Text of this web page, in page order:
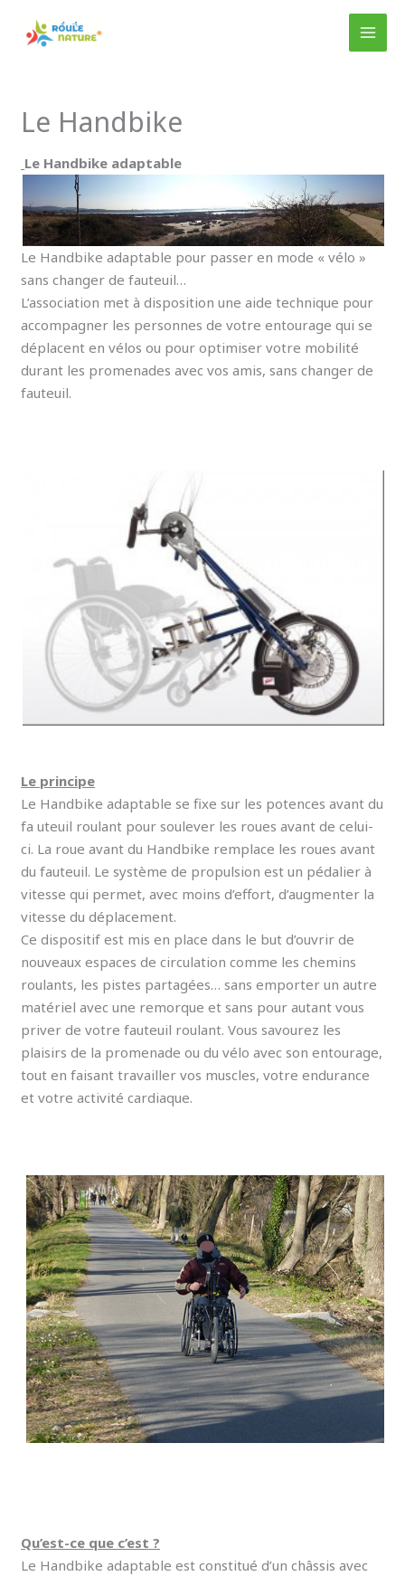
Le Handbike
Le Handbike adaptable
Le Handbike adaptable pour passer en mode « vélo »
sans changer de fauteuil…
L’association met à disposition une aide technique pour
accompagner les personnes de votre entourage qui se
déplacent en vélos ou pour optimiser votre mobilité
durant les promenades avec vos amis, sans changer de
fauteuil.
Le principe
Le Handbike adaptable se fixe sur les potences avant du
fa uteuil roulant pour soulever les roues avant de celui-
ci. La roue avant du Handbike remplace les roues avant
du fauteuil. Le système de propulsion est un pédalier à
vitesse qui permet, avec moins d’effort, d’augmenter la
vitesse du déplacement.
Ce dispositif est mis en place dans le but d’ouvrir de
nouveaux espaces de circulation comme les chemins
roulants, les pistes partagées… sans emporter un autre
matériel avec une remorque et sans pour autant vous
priver de votre fauteuil roulant. Vous savourez les
plaisirs de la promenade ou du vélo avec son entourage,
tout en faisant travailler vos muscles, votre endurance
et votre activité cardiaque.
Qu’est-ce que c’est ?
Le Handbike adaptable est constitué d’un châssis avec